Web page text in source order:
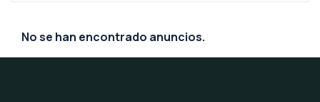
No se han encontrado anuncios.